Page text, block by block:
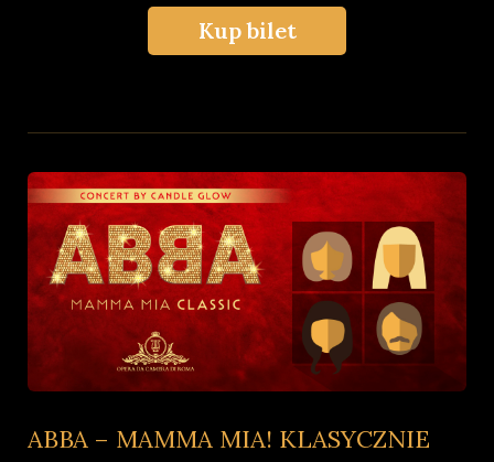
Kup bilet
ABBA – MAMMA MIA! KLASYCZNIE